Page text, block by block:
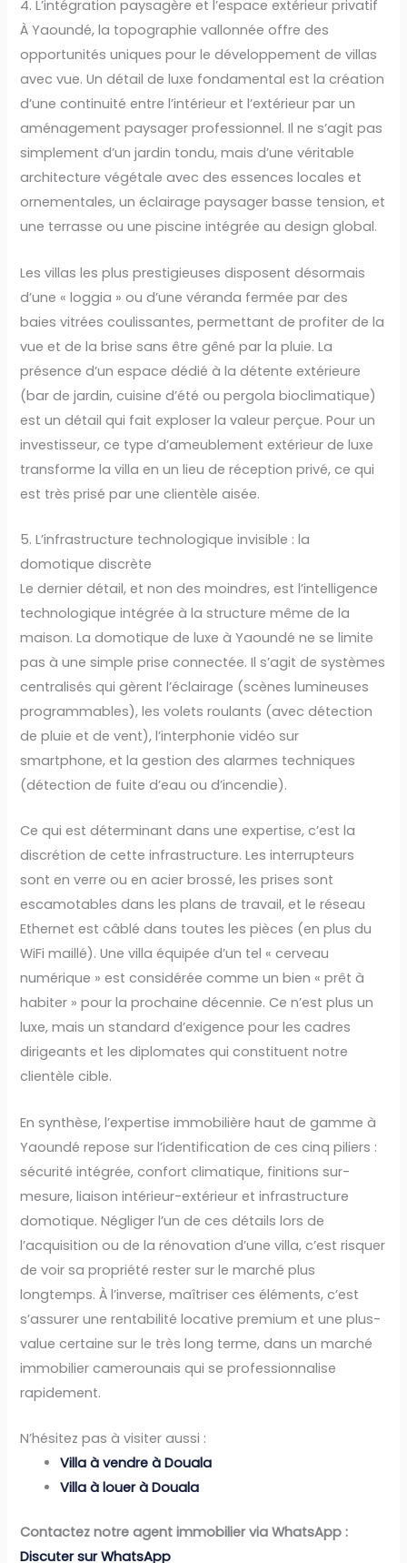
4. L’intégration paysagère et l’espace extérieur privatif
À Yaoundé, la topographie vallonnée offre des
opportunités uniques pour le développement de villas
avec vue. Un détail de luxe fondamental est la création
d’une continuité entre l’intérieur et l’extérieur par un
aménagement paysager professionnel. Il ne s’agit pas
simplement d’un jardin tondu, mais d’une véritable
architecture végétale avec des essences locales et
ornementales, un éclairage paysager basse tension, et
une terrasse ou une piscine intégrée au design global.
Les villas les plus prestigieuses disposent désormais
d’une « loggia » ou d’une véranda fermée par des
baies vitrées coulissantes, permettant de profiter de la
vue et de la brise sans être gêné par la pluie. La
présence d’un espace dédié à la détente extérieure
(bar de jardin, cuisine d’été ou pergola bioclimatique)
est un détail qui fait exploser la valeur perçue. Pour un
investisseur, ce type d’ameublement extérieur de luxe
transforme la villa en un lieu de réception privé, ce qui
est très prisé par une clientèle aisée.
5. L’infrastructure technologique invisible : la
domotique discrète
Le dernier détail, et non des moindres, est l’intelligence
technologique intégrée à la structure même de la
maison. La domotique de luxe à Yaoundé ne se limite
pas à une simple prise connectée. Il s’agit de systèmes
centralisés qui gèrent l’éclairage (scènes lumineuses
programmables), les volets roulants (avec détection
de pluie et de vent), l’interphonie vidéo sur
smartphone, et la gestion des alarmes techniques
(détection de fuite d’eau ou d’incendie).
Ce qui est déterminant dans une expertise, c’est la
discrétion de cette infrastructure. Les interrupteurs
sont en verre ou en acier brossé, les prises sont
escamotables dans les plans de travail, et le réseau
Ethernet est câblé dans toutes les pièces (en plus du
WiFi maillé). Une villa équipée d’un tel « cerveau
numérique » est considérée comme un bien « prêt à
habiter » pour la prochaine décennie. Ce n’est plus un
luxe, mais un standard d’exigence pour les cadres
dirigeants et les diplomates qui constituent notre
clientèle cible.
En synthèse, l’expertise immobilière haut de gamme à
Yaoundé repose sur l’identification de ces cinq piliers :
sécurité intégrée, confort climatique, finitions sur-
mesure, liaison intérieur-extérieur et infrastructure
domotique. Négliger l’un de ces détails lors de
l’acquisition ou de la rénovation d’une villa, c’est risquer
de voir sa propriété rester sur le marché plus
longtemps. À l’inverse, maîtriser ces éléments, c’est
s’assurer une rentabilité locative premium et une plus-
value certaine sur le très long terme, dans un marché
immobilier camerounais qui se professionnalise
rapidement.
N’hésitez pas à visiter aussi :
Villa à vendre à Douala
Villa à louer à Douala
Contactez notre agent immobilier via WhatsApp :
Discuter sur WhatsApp